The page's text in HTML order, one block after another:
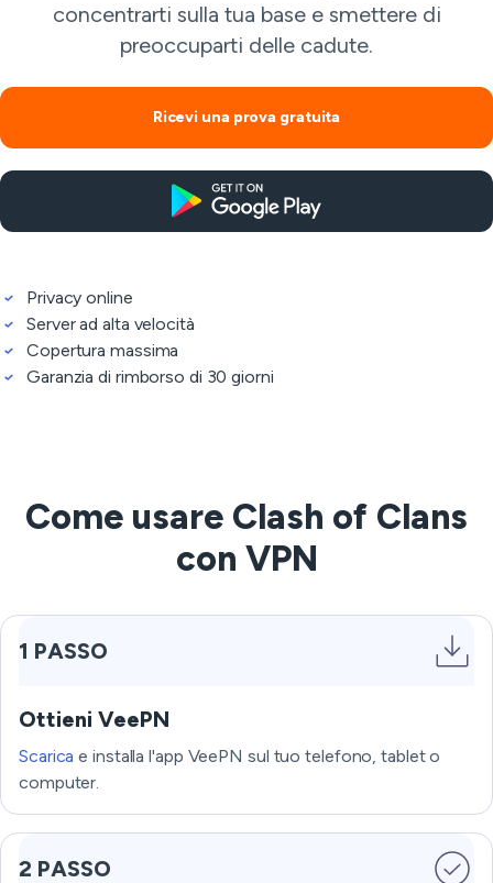
concentrarti sulla tua base e smettere di
preoccuparti delle cadute.
Ricevi una prova gratuita
Privacy online
Server ad alta velocità
Copertura massima
Garanzia di rimborso di 30 giorni
Come usare Clash of Clans
con VPN
1 PASSO
Ottieni VeePN
Scarica e installa l'app VeePN sul tuo telefono, tablet o
computer.
2 PASSO